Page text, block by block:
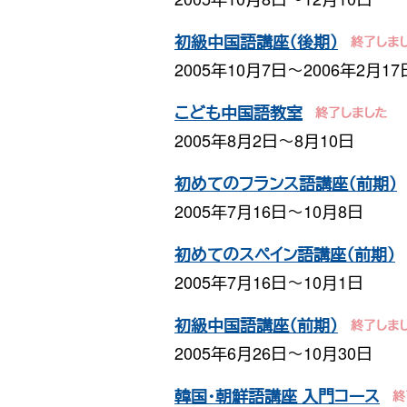
初級中国語講座（後期）
2005年10月7日〜2006年2月17
こども中国語教室
2005年8月2日〜8月10日
初めてのフランス語講座（前期）
2005年7月16日〜10月8日
初めてのスペイン語講座（前期）
2005年7月16日〜10月1日
初級中国語講座（前期）
2005年6月26日〜10月30日
韓国・朝鮮語講座 入門コース